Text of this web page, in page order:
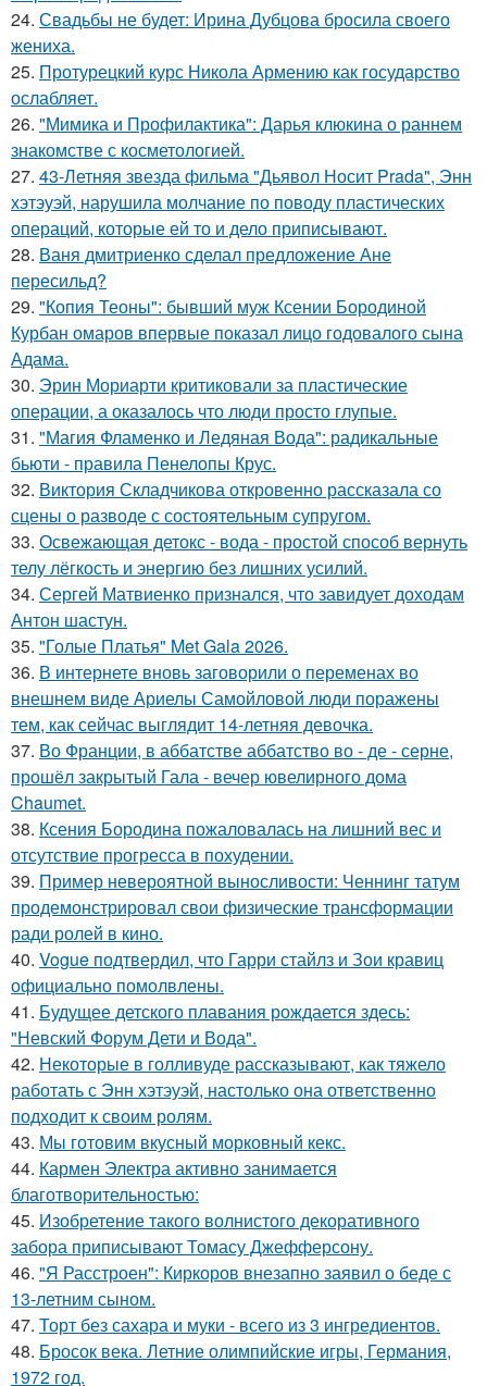
24. Свадьбы не будет: Ирина Дубцова бросила своего
жениха.
25. Протурецкий курс Никола Армению как государство
ослабляет.
26. "Мимика и Профилактика": Дарья клюкина о раннем
знакомстве с косметологией.
27. 43-Летняя звезда фильма "Дьявол Носит Prada", Энн
хэтэуэй, нарушила молчание по поводу пластических
операций, которые ей то и дело приписывают.
28. Ваня дмитриенко сделал предложение Ане
пересильд?
29. "Копия Теоны": бывший муж Ксении Бородиной
Курбан омаров впервые показал лицо годовалого сына
Адама.
30. Эрин Мориарти критиковали за пластические
операции, а оказалось что люди просто глупые.
31. "Магия Фламенко и Ледяная Вода": радикальные
бьюти - правила Пенелопы Крус.
32. Виктория Складчикова откровенно рассказала со
сцены о разводе с состоятельным супругом.
33. Освежающая детокс - вода - простой способ вернуть
телу лёгкость и энергию без лишних усилий.
34. Сергей Матвиенко признался, что завидует доходам
Антон шастун.
35. "Голые Платья" Met Gala 2026.
36. В интернете вновь заговорили о переменах во
внешнем виде Ариелы Самойловой люди поражены
тем, как сейчас выглядит 14-летняя девочка.
37. Во Франции, в аббатстве аббатство во - де - серне,
прошёл закрытый Гала - вечер ювелирного дома
Chaumet.
38. Ксения Бородина пожаловалась на лишний вес и
отсутствие прогресса в похудении.
39. Пример невероятной выносливости: Ченнинг татум
продемонстрировал свои физические трансформации
ради ролей в кино.
40. Vogue подтвердил, что Гарри стайлз и Зои кравиц
официально помолвлены.
41. Будущее детского плавания рождается здесь:
"Невский Форум Дети и Вода".
42. Некоторые в голливуде рассказывают, как тяжело
работать с Энн хэтэуэй, настолько она ответственно
подходит к своим ролям.
43. Мы готовим вкусный морковный кекс.
44. Кармен Электра активно занимается
благотворительностью:
45. Изобретение такого волнистого декоративного
забора приписывают Томасу Джефферсону.
46. "Я Расстроен": Киркоров внезапно заявил о беде с
13-летним сыном.
47. Торт без сахара и муки - всего из 3 ингредиентов.
48. Бросок века. Летние олимпийские игры, Германия,
1972 год.